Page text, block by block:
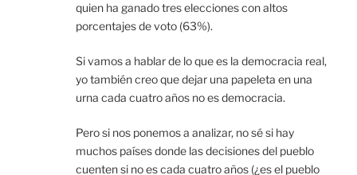
quien ha ganado tres elecciones con altos
porcentajes de voto (63%).
Si vamos a hablar de lo que es la democracia real,
yo también creo que dejar una papeleta en una
urna cada cuatro años no es democracia.
Pero si nos ponemos a analizar, no sé si hay
muchos países donde las decisiones del pueblo
cuenten si no es cada cuatro años (¿es el pueblo